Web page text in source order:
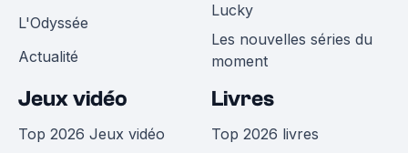
L'Odyssée
Actualité
Lucky
Les nouvelles séries du
moment
Jeux vidéo
Top 2026 Jeux vidéo
Livres
Top 2026 livres